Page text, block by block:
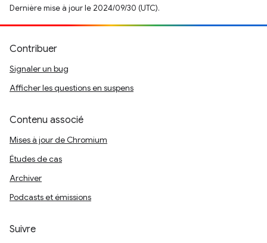
Dernière mise à jour le 2024/09/30 (UTC).
Contribuer
Signaler un bug
Afficher les questions en suspens
Contenu associé
Mises à jour de Chromium
Études de cas
Archiver
Podcasts et émissions
Suivre